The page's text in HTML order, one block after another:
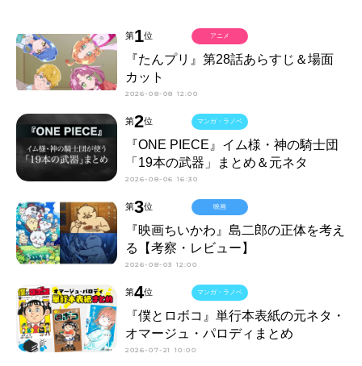
第1位
『たんプリ』第28話あらすじ＆場面
カット
2026-08-08 12:00
アニメ
第2位
『ONE PIECE』イム様・神の騎士団
「19本の武器」まとめ＆元ネタ
2026-08-06 16:30
マンガ・ラノベ
第3位
『映画ちいかわ』島二郎の正体を考え
る【考察・レビュー】
2026-08-03 12:00
映画
第4位
『僕とロボコ』単行本表紙の元ネタ・
オマージュ・パロディまとめ
2026-07-21 10:00
マンガ・ラノベ